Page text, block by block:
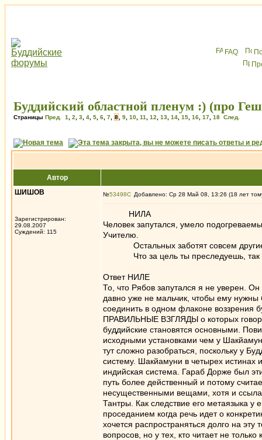
FAQ
Буддийский областной пленум :) (про
Страницы Пред. 1 2 3 4 5 6 7 8 9 10 11 12 13 14 15 16 17 18 След.
Автор
ШИШОВ
Зарегистрирован:
29.08.2007
Суждений: 115
№53498 Добавлено: Ср 28 Май 08, 13:26 (18 лет
НИЛА
Человек запутался, умело
Учителю.
Остальных заботят совсем
Что за цель ты преследуешь, так
Ответ НИЛЕ
То, что Рябов запутался я не уверен.
давно уже не мальчик, чтобы ему нужны
соединить в одном флаконе воззрения
ПРАВИЛЬНЫЕ ВЗГЛЯДЫ о которых
буддийские становятся основными.
исходными установками чем у
тут сложно разобраться, поскольку у
систему. Шакйамуни в четырех истинах
индийская система. Гараб Дорже был
путь более действенный и потому
несущественными вещами, хотя и
Тантры. Как следствие его метаязыка у
проседанием когда речь идет о
хочется распространяться долго на
вопросов, но у тех, кто читает не